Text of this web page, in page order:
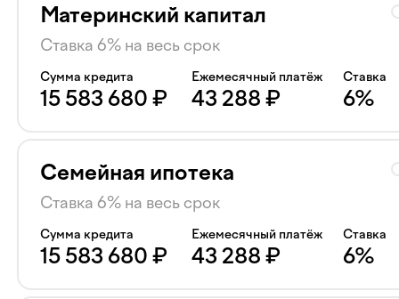
Материнский капитал
Ставка 6% на весь срок
Сумма кредита
15 583 680 ₽
Ежемесячный платёж
43 288 ₽
Ставка
6%
Семейная ипотека
Ставка 6% на весь срок
Сумма кредита
15 583 680 ₽
Ежемесячный платёж
43 288 ₽
Ставка
6%